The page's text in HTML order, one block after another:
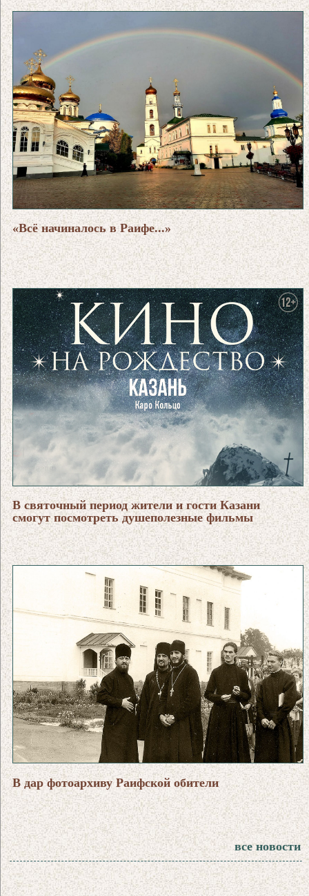
«Всё начиналось в Раифе...»
В святочный период жители и гости Казани
смогут посмотреть душеполезные фильмы
В дар фотоархиву Раифской обители
все новости